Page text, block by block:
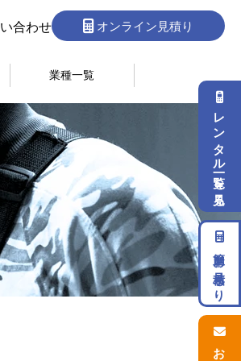
合わせ オンライン見積り
業種一覧
レンタル一覧を見る
簡単お見積もり